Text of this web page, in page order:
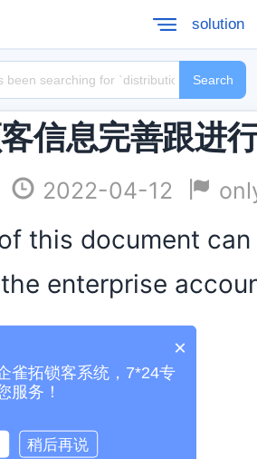
solution
Search
信息完善跟进
2022-04-12
this document
enterprise
人建档
提交接诊表
×
雀拓锁客系统，7*24专
服务！
稍后再说